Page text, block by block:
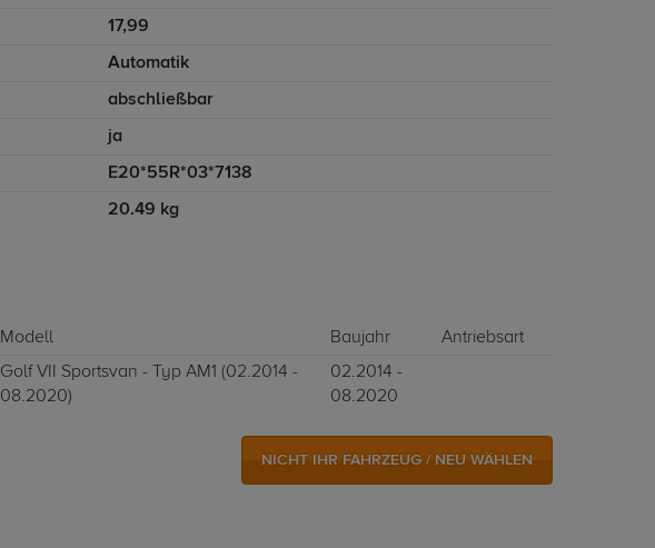
17,99
Automatik
abschließbar
ja
E20*55R*03*7138
20.49 kg
Modell Baujahr
Antriebsart
Golf VII Sportsvan - Typ AM1 (02.2014 -
08.2020)
02.2014 -
08.2020
NICHT IHR FAHRZEUG / NEU WÄHLEN